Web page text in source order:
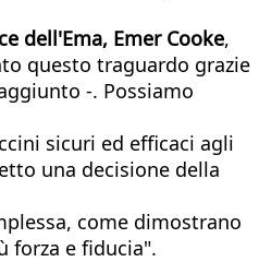
dell'Ema, Emer Cooke,
questo traguardo grazie
-. Possiamo
sicuri ed efficaci agli
una decisione della
come dimostrano
forza e fiducia".